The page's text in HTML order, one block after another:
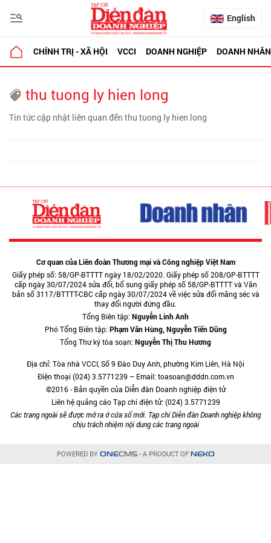
English
CHÍNH TRỊ - XÃ HỘI VCCI DOANH NGHIỆP DOANH NHÂN
thu tuong ly hien long
Tin tức cập nhật liên quan đến thu tuong ly hien long
Cơ quan của Liên đoàn Thương mại và Công nghiệp Việt Nam
Giấy phép số: 58/GP-BTTTT ngày 18/02/2020. Giấy phép số 208/GP-BTTTT
cấp ngày 30/07/2024 sửa đổi, bổ sung giấy phép số 58/GP-BTTTT và Văn
bản số 3117/BTTTT-CBC cấp ngày 30/07/2024 về việc sửa đổi măng séc và
thay đổi người đứng đầu.
Tổng Biên tập:Nguyễn Linh Anh
Phó Tổng Biên tập:Phạm Văn Hùng, Nguyễn Tiến Dũng
Tổng Thư ký tòa soạn:Nguyễn Thị Thu Hương
Địa chỉ: Tòa nhà VCCI, Số 9 Đào Duy Anh, phường Kim Liên, Hà Nội
Điện thoại (024) 3.5771239 – Email: toasoan@dddn.com.vn
©2016 - Bản quyền của Diễn đàn Doanh nghiệp điện tử
Liên hệ quảng cáo Tạp chí điện tử: (024) 3.5771239
Các trang ngoài sẽ được mở ra ở cửa sổ mới. Tạp chí Diễn đàn Doanh nghiệp không
chịu trách nhiệm nội dung các trang ngoài
POWERED BY ONECMS- A PRODUCT OF NEKO